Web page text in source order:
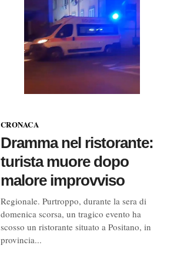
CRONACA
Dramma nel ristorante:
turista muore dopo
malore improvviso
Regionale. Purtroppo, durante la sera di
domenica scorsa, un tragico evento ha
scosso un ristorante situato a Positano, in
provincia...